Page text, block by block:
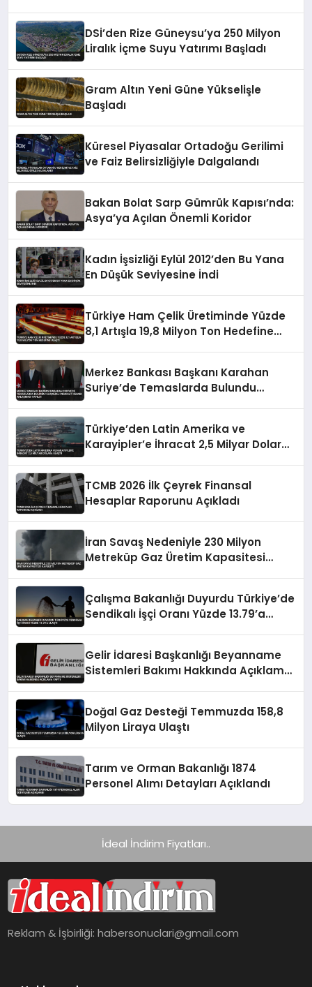
DSİ’den Rize Güneysu’ya 250 Milyon
Liralık İçme Suyu Yatırımı Başladı
Gram Altın Yeni Güne Yükselişle
Başladı
Küresel Piyasalar Ortadoğu Gerilimi
ve Faiz Belirsizliğiyle Dalgalandı
Bakan Bolat Sarp Gümrük Kapısı’nda:
Asya’ya Açılan Önemli Koridor
Kadın İşsizliği Eylül 2012’den Bu Yana
En Düşük Seviyesine İndi
Türkiye Ham Çelik Üretiminde Yüzde
8,1 Artışla 19,8 Milyon Ton Hedefine
Merkez Bankası Başkanı Karahan
Suriye’de Temaslarda Bulundu
Türkiye’den Latin Amerika ve
Karayipler’e İhracat 2,5 Milyar Dolara
TCMB 2026 İlk Çeyrek Finansal
Hesaplar Raporunu Açıkladı
İran Savaş Nedeniyle 230 Milyon
Metreküp Gaz Üretim Kapasitesi
Çalışma Bakanlığı Duyurdu Türkiye’de
Sendikalı İşçi Oranı Yüzde 13.79’a
Gelir İdaresi Başkanlığı Beyanname
Sistemleri Bakımı Hakkında Açıklama
Doğal Gaz Desteği Temmuzda 158,8
Milyon Liraya Ulaştı
Tarım ve Orman Bakanlığı 1874
Personel Alımı Detayları Açıklandı
İdeal İndirim Fiyatları..
Reklam & İşbirliği:habersonuclari@gmail.com